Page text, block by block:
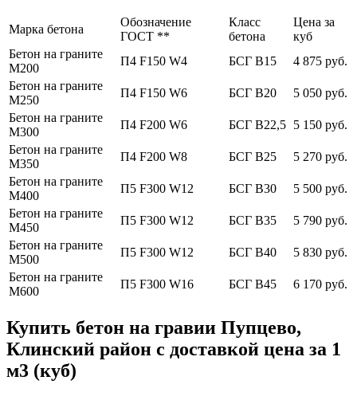
Марка бетона
Обозначение
ГОСТ **
Класс
бетона
Цена за
куб
Бетон на граните
М200
П4 F150 W4 БСГ В15
4 875 руб.
Бетон на граните
М250
П4 F150 W6 БСГ В20
5 050 руб.
Бетон на граните
М300
П4 F200 W6 БСГ В22,5 5 150 руб.
Бетон на граните
М350
П4 F200 W8 БСГ В25
5 270 руб.
Бетон на граните
М400
П5 F300 W12 БСГ В30
5 500 руб.
Бетон на граните
М450
П5 F300 W12 БСГ В35
5 790 руб.
Бетон на граните
М500
П5 F300 W12 БСГ В40
5 830 руб.
Бетон на граните
М600
П5 F300 W16 БСГ В45 6 170 руб.
Купить бетон на гравии Пупцево,
Клинский район с доставкой цена за 1
м3 (куб)